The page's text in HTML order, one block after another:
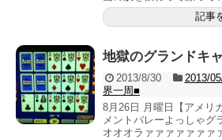
記事
地獄のグランドキ
2013/8/30 2013/
界一周■
8月26日 月曜日【アメリ
メントバレーよっしゃグ
オオオラァァァァァァァ